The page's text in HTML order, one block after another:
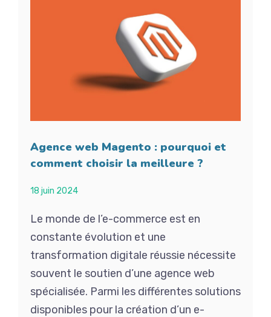
Agence web Magento : pourquoi et
comment choisir la meilleure ?
18 juin 2024
Le monde de l’e-commerce est en
constante évolution et une
transformation digitale réussie nécessite
souvent le soutien d’une agence web
spécialisée. Parmi les différentes solutions
disponibles pour la création d’un e-